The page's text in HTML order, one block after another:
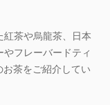
紅茶や烏龍茶、日本
フレーバードティ
茶をご紹介してい